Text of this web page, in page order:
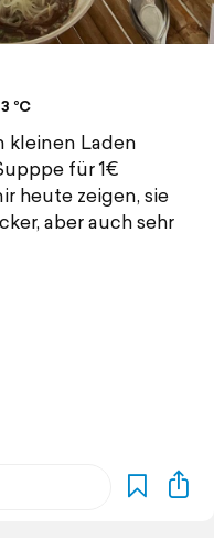
°C
kleinen Laden
für 1€
heute zeigen, sie
aber auch sehr